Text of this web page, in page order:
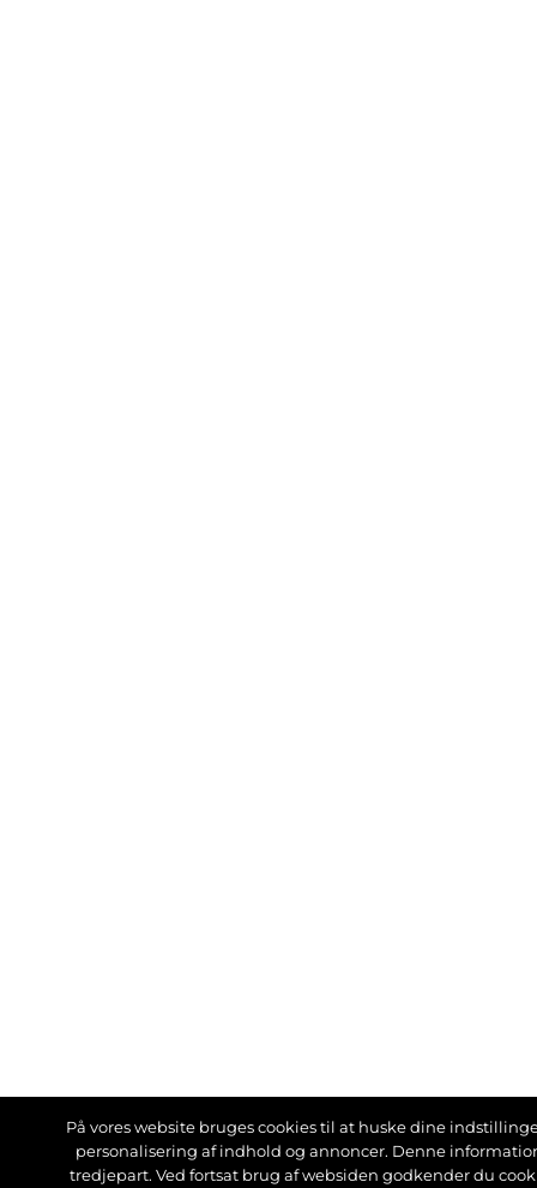
På vores website bruges cookies til at huske dine
personalisering af indhold og annoncer. Denne
tredjepart. Ved fortsat brug af websiden godkender du